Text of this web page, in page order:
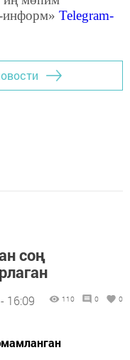
информ» Telegram-
соң
16:09 110 0 0